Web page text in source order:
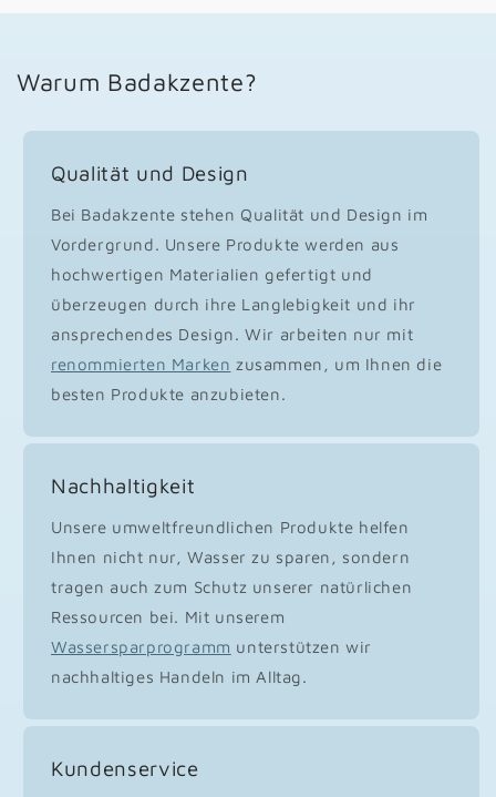
Warum Badakzente?
Qualität und Design
Bei Badakzente stehen Qualität und Design im
Vordergrund. Unsere Produkte werden aus
hochwertigen Materialien gefertigt und
überzeugen durch ihre Langlebigkeit und ihr
ansprechendes Design. Wir arbeiten nur mit
renommierten Marken zusammen, um Ihnen die
besten Produkte anzubieten.
Nachhaltigkeit
Unsere umweltfreundlichen Produkte helfen
Ihnen nicht nur, Wasser zu sparen, sondern
tragen auch zum Schutz unserer natürlichen
Ressourcen bei. Mit unserem
Wassersparprogramm unterstützen wir
nachhaltiges Handeln im Alltag.
Kundenservice